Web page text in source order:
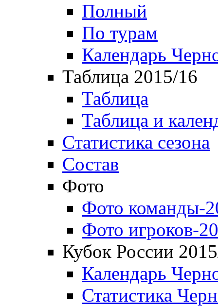
Полный
По турам
Календарь
Таблица 2015/16
Таблица
Таблица и
Статистика сезона
Состав
Фото
Фото команды-
Фото игроков-
Кубок России
Календарь
Статистика